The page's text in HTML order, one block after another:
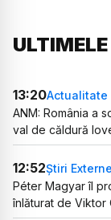
ULTIMELE
13:20Actualitate
ANM: România a
val de căldură
12:52Știri Externe
Péter Magyar îl
înlăturat de Viktor